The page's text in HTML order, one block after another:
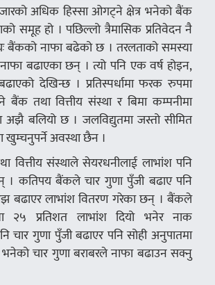
अधिक हिस्सा ओगट्ने क्षेत्र भनेको बैंक
समूह हो । पछिल्लो त्रैमासिक प्रतिवेदन नै
बैंकको नाफा बढेको छ । तरलताको समस्या
बढाएका छन् । त्यो पनि एक वर्ष होइन,
देखिन्छ । प्रतिस्पर्धामा फरक रुपमा
बैंक तथा वित्तीय संस्था र बिमा कम्पनीमा
अझै बलियो छ । जलविद्युतमा जस्तो सीमित
खुम्चनुपर्ने अवस्था छैन ।
वित्तीय संस्थाले सेयरधनीलाई लाभांश पनि
। कतिपय बैंकले चार गुणा पुँजी बढाए पनि
बढाएर लाभांश वितरण गरेका छन् । बैंकले
२५ प्रतिशत लाभांश दियो भनेर नाक
चार गुणा पुँजी बढाएर पनि सोही अनुपातमा
चार गुणा बराबरले नाफा बढाउन सक्नु